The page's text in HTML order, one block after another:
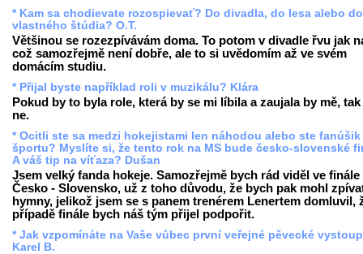
* Kam sa chodievate rozospievať? Do divadla, do lesa alebo do
vlastného štúdia? O.T.
Většinou se rozezpívávám doma. To potom v divadle řvu jak
což samozřejmě není dobře, ale to si uvědomím až ve svém
domácím studiu.
* Přijal byste například roli v muzikálu? Klára
Pokud by to byla role, která by se mi líbila a zaujala by mě,
ne.
* Ocitli ste sa medzi hokejistami len náhodou alebo ste
športu? Myslíte si, že tento rok na MS bude česko-slovenské
A váš tip na víťaza? Dušan
Jsem velký fanda hokeje. Samozřejmě bych rád viděl ve finále
Česko - Slovensko, už z toho důvodu, že bych pak mohl
hymny, jelikož jsem se s panem trenérem Lenertem domluvil,
případě finále bych náš tým přijel podpořit.
* Jak vzpomínáte na Vaše vůbec první veřejné pěvecké
Karel B.